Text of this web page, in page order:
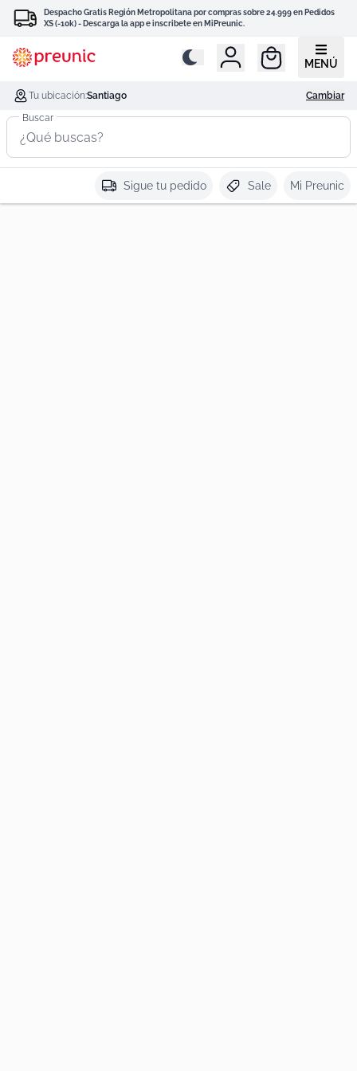
Despacho Gratis Región Metropolitana por compras sobre 24.999 en Pedidos
XS (-10k) - Descarga la app e inscribete en MiPreunic.
MENÚ
Tu ubicación:Santiago
Cambiar
Buscar
Sigue tu pedido Sale Mi Preunic